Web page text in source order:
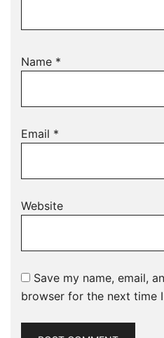
Name *
Email *
Website
Save my name, email,
browser for the next time